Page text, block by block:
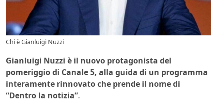
Chi è Gianluigi Nuzzi
Gianluigi Nuzzi è il nuovo protagonista del
pomeriggio di Canale 5, alla guida di un programma
interamente rinnovato che prende il nome di
“Dentro la notizia”.